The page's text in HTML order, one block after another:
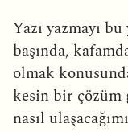
Yazı yazmayı
başında,
olmak
kesin bir çözüm
nasıl